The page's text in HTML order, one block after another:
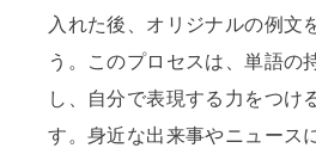
入れた後、オリジナルの例文
う。このプロセスは、単語の
し、自分で表現する力をつけ
す。身近な出来事やニュース